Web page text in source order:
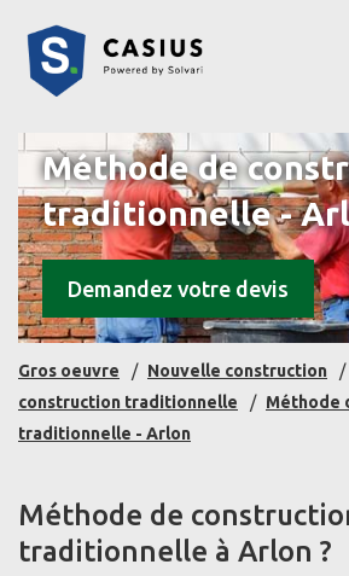
Méthode de
traditionnelle -
Demandez votre devis
Gros oeuvre Nouvelle construction
construction traditionnelle
Méthode
traditionnelle - Arlon
Méthode de
traditionnelle à Arlon ?